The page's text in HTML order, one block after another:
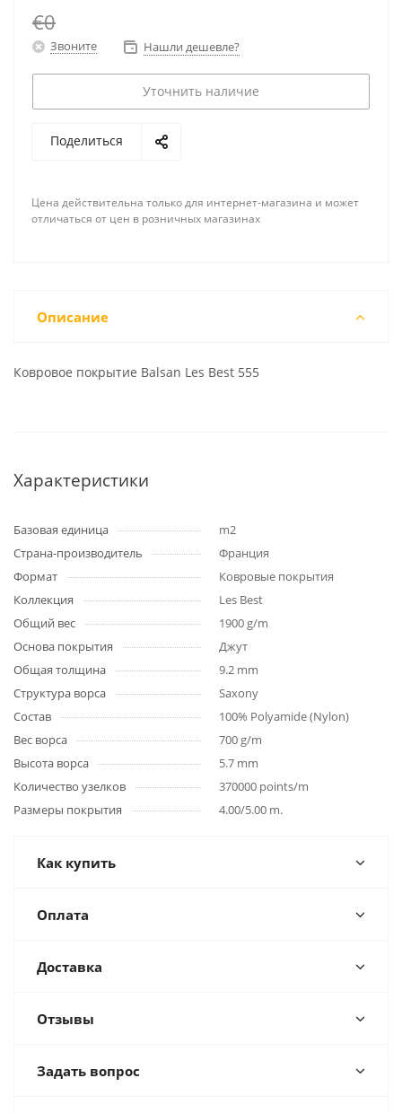
€0
Звоните Нашли дешевле?
Уточнить наличие
Поделиться
Цена действительна только для интернет-магазина и может
отличаться от цен в розничных магазинах
Описание
Ковровое покрытие Balsan Les Best 555
Характеристики
Базовая единица
m2
Страна-производитель
Франция
Формат
Ковровые покрытия
Коллекция
Les Best
Общий вес
1900 g/m
Основа покрытия
Джут
Общая толщина
9.2 mm
Структура ворса
Saxony
Состав
100% Polyamide (Nylon)
Вес ворса
700 g/m
Высота ворса
5.7 mm
Количество узелков
370000 points/m
Размеры покрытия
4.00/5.00 m.
Как купить
Оплата
Доставка
Отзывы
Задать вопрос